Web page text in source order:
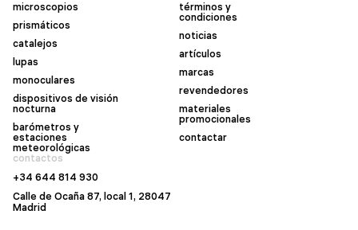
microscopios
prismáticos
catalejos
lupas
monoculares
dispositivos de visión
nocturna
barómetros y
estaciones
meteorológicas
términos y
condiciones
noticias
artículos
marcas
revendedores
materiales
promocionales
contactar
contactos
+34 644 814 930
Calle de Ocaña 87, local 1, 28047
Madrid